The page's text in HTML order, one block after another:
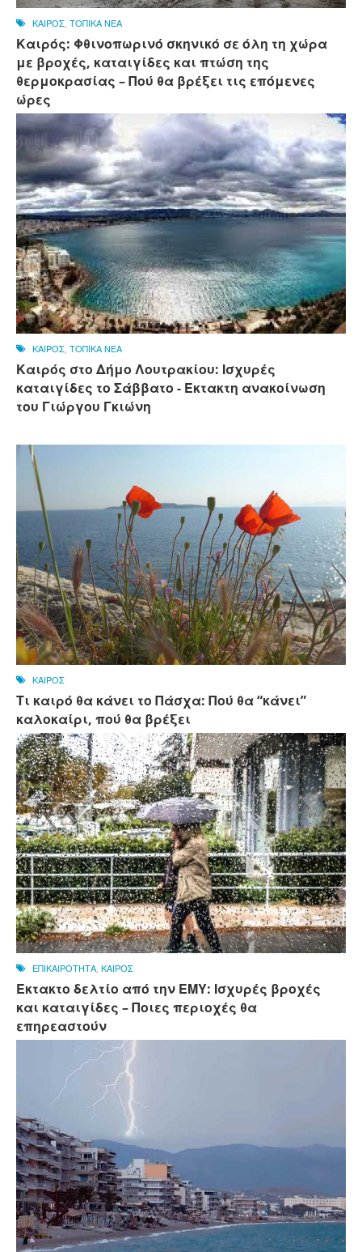
ΚΑΙΡΟΣ, ΤΟΠΙΚΑ ΝΕΑ
Καιρός: Φθινοπωρινό σκηνικό σε όλη τη χώρα
με βροχές, καταιγίδες και πτώση της
θερμοκρασίας – Πού θα βρέξει τις επόμενες
ώρες
ΚΑΙΡΟΣ, ΤΟΠΙΚΑ ΝΕΑ
Καιρός στο Δήμο Λουτρακίου: Ισχυρές
καταιγίδες το Σάββατο - Έκτακτη ανακοίνωση
του Γιώργου Γκιώνη
ΚΑΙΡΟΣ
Τι καιρό θα κάνει το Πάσχα: Πού θα “κάνει”
καλοκαίρι, πού θα βρέξει
ΕΠΙΚΑΙΡΟΤΗΤΑ, ΚΑΙΡΟΣ
Έκτακτο δελτίο από την ΕΜΥ: Ισχυρές βροχές
και καταιγίδες – Ποιες περιοχές θα
επηρεαστούν